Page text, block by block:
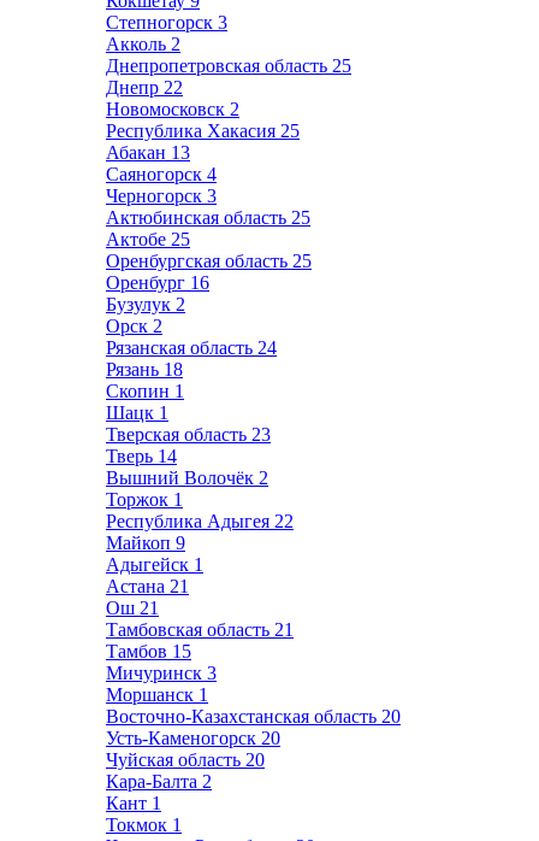
Степногорск 3
Акколь 2
Днепропетровская область 25
Днепр 22
Новомосковск 2
Республика Хакасия 25
Абакан 13
Саяногорск 4
Черногорск 3
Актюбинская область 25
Актобе 25
Оренбургская область 25
Оренбург 16
Бузулук 2
Орск 2
Рязанская область 24
Рязань 18
Скопин 1
Шацк 1
Тверская область 23
Тверь 14
Вышний Волочёк 2
Торжок 1
Республика Адыгея 22
Майкоп 9
Адыгейск 1
Астана 21
Ош 21
Тамбовская область 21
Тамбов 15
Мичуринск 3
Моршанск 1
Восточно-Казахстанская область 20
Усть-Каменогорск 20
Чуйская область 20
Кара-Балта 2
Кант 1
Токмок 1